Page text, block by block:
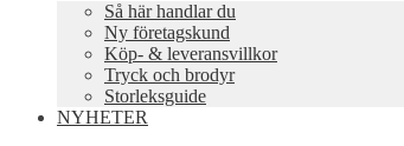
Så här handlar du
Ny företagskund
Köp- & leveransvillkor
Tryck och brodyr
Storleksguide
NYHETER